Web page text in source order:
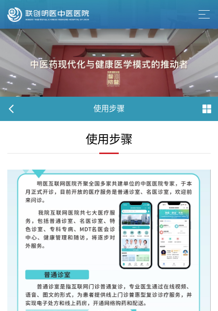
使用步骤
使用步骤